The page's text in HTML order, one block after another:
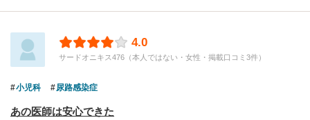
4.0
サードオニキス476（本人ではない・女性・掲載口コミ3件）
小児科 尿路感染症
あの医師は安心できた